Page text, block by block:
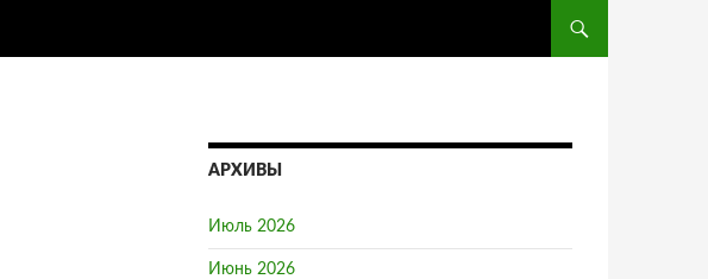
АРХИВЫ
Июль 2026
Июнь 2026